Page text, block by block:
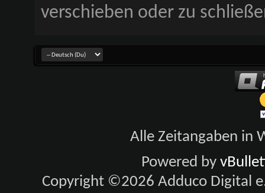
verschieben oder zu
Alle Zeitangaben in
Powered by
Copyright ©2026 Adduco Digital